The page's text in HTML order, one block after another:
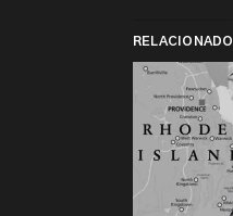
RELACIONADO